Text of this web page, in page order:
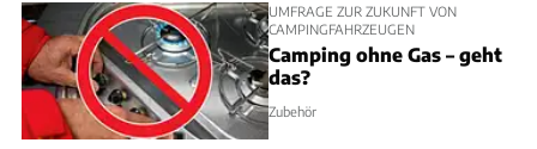
UMFRAGE ZUR ZUKUNFT VON
CAMPINGFAHRZEUGEN
Camping ohne Gas – geht
das?
Zubehör